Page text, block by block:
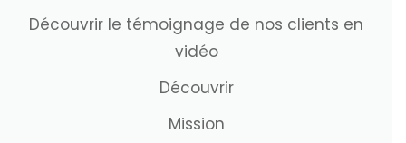
Découvrir le témoignage de nos clients en
vidéo
Découvrir
Mission